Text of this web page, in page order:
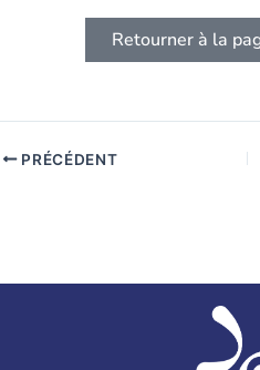
Retourner à la
PRÉCÉDENT